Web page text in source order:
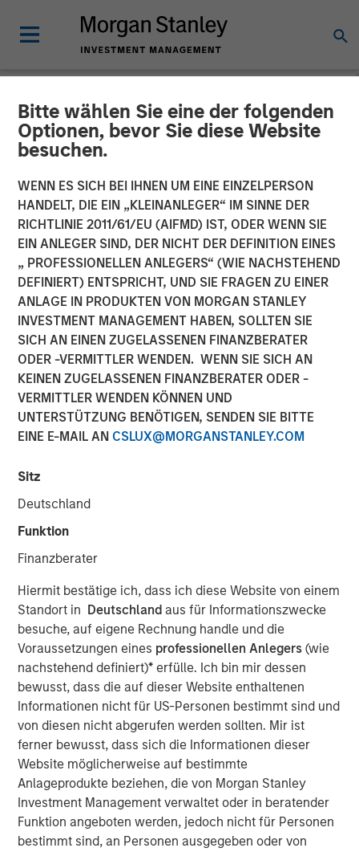
Bitte wählen Sie eine der folgenden
Optionen, bevor Sie diese Website
besuchen.
WENN ES SICH BEI IHNEN UM EINE EINZELPERSON
HANDELT, DIE EIN „KLEINANLEGER“ IM SINNE DER
RICHTLINIE 2011/61/EU (AIFMD) IST, ODER WENN SIE
EIN ANLEGER SIND, DER NICHT DER DEFINITION EINES
„ PROFESSIONELLEN ANLEGERS“ (WIE NACHSTEHEND
DEFINIERT) ENTSPRICHT, UND SIE FRAGEN ZU EINER
ANLAGE IN PRODUKTEN VON MORGAN STANLEY
INVESTMENT MANAGEMENT HABEN, SOLLTEN SIE
SICH AN EINEN ZUGELASSENEN FINANZBERATER
ODER -VERMITTLER WENDEN. WENN SIE SICH AN
KEINEN ZUGELASSENEN FINANZBERATER ODER -
VERMITTLER WENDEN KÖNNEN UND
UNTERSTÜTZUNG BENÖTIGEN, SENDEN SIE BITTE
EINE E-MAIL AN CSLUX@MORGANSTANLEY.COM
Sitz
Deutschland
Funktion
Finanzberater
Hiermit bestätige ich, dass ich diese Website von einem
Standort in Deutschland aus für Informationszwecke
besuche, auf eigene Rechnung handle und die
Voraussetzungen eines professionellen Anlegers(wie
nachstehend definiert)* erfülle. Ich bin mir dessen
bewusst, dass die auf dieser Website enthaltenen
Informationen nicht für US-Personen bestimmt sind und
von diesen nicht abgerufen werden sollten. Mir ist
ferner bewusst, dass sich die Informationen dieser
Website möglicherweise auf bestimmte
Anlageprodukte beziehen, die von Morgan Stanley
Investment Management verwaltet oder in beratender
Funktion angeboten werden, jedoch nicht für Personen
bestimmt sind, an Personen ausgegeben oder von
NEWSROOM
Flip AI Launches to Bring
the ‘Holy Grail of
Observability’ to All
Enterprises With $6.5
Million in Seed Funding Led
by Factory
08 NOVEMBER 2023
SAN FRANCISCO – November 8, 2023
Flip AI’s Observability Intelligence Platform is Data and
Platform Agnostic, Understands All Observability
and Generates Predictive and Incident Root Cause
TodayFlip AI launched with its observability intelligence
platform, Flip, powered by a large language model (LLM)
that predicts incidents and generates root cause
analyses in seconds. Flip is trusted by well-known global
enterprises, including a top media and entertainment
company and some of the largest financial institutions in
the world.
“When enterprise software doesn't perform as intended,
it directly impacts customer experience and revenue.
Current observability tools present an overwhelming
amount of data on application performance. Developers
and operators spend hours, sometimes days, poring